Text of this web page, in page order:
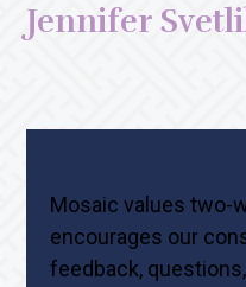
Jennifer
Mosaic values two-
encourages our
feedback,